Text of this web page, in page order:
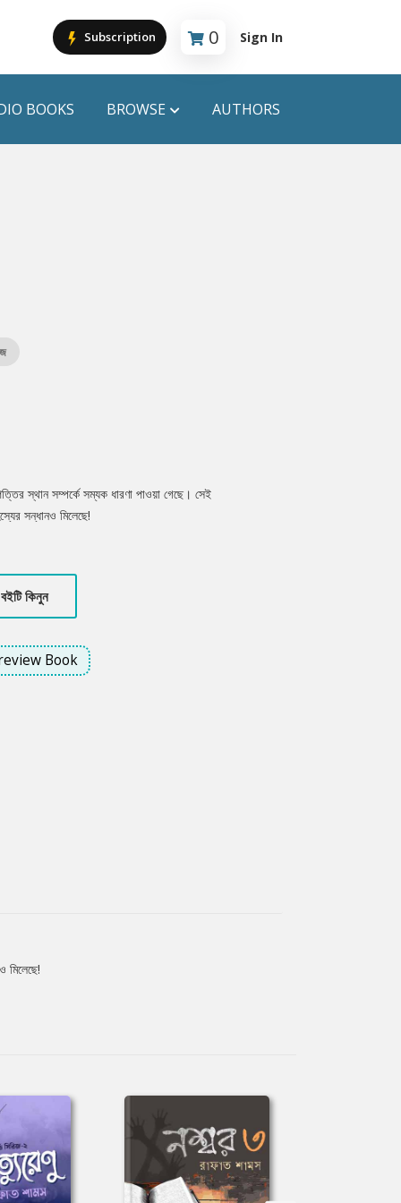
Subscription 0
Cart is empty
Sign In
BOOKS BROWSE AUTHORS
স্থান সম্পর্কে সম্যক ধারণা পাওয়া গেছে। সেই
সন্ধানও মিলেছে!
বইটি কিনুন
Book
মিলেছে!